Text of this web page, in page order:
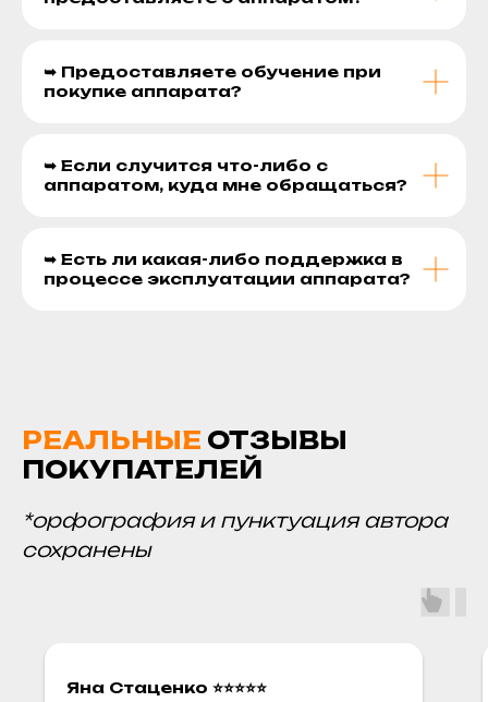
➥ Предоставляете обучение при
покупке аппарата?
➥ Если случится что-либо с
аппаратом, куда мне обращаться?
➥ Есть ли какая-либо поддержка в
процессе эксплуатации аппарата?
РЕАЛЬНЫЕ ОТЗЫВЫ
ПОКУПАТЕЛЕЙ
*орфография и пунктуация автора
сохранены
Яна Стаценко ⭐⭐⭐⭐⭐